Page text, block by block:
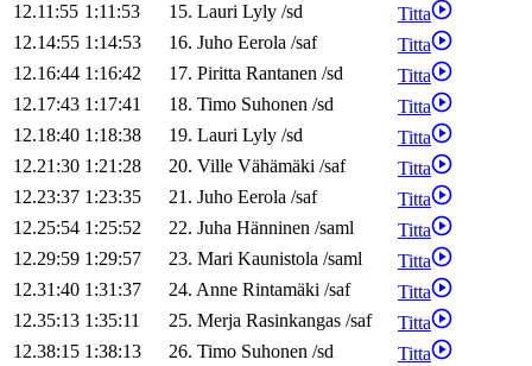
12.11:55 1:11:53 15. Lauri Lyly /sd
Titta
12.14:55 1:14:53 16. Juho Eerola /saf
Titta
12.16:44 1:16:42 17. Piritta Rantanen /sd
Titta
12.17:43 1:17:41 18. Timo Suhonen /sd
Titta
12.18:40 1:18:38 19. Lauri Lyly /sd
Titta
12.21:30 1:21:28 20. Ville Vähämäki /saf
Titta
12.23:37 1:23:35 21. Juho Eerola /saf
Titta
12.25:54 1:25:52 22. Juha Hänninen /saml
Titta
12.29:59 1:29:57 23. Mari Kaunistola /saml
Titta
12.31:40 1:31:37 24. Anne Rintamäki /saf
Titta
12.35:13 1:35:11 25. Merja Rasinkangas /saf
Titta
12.38:15 1:38:13 26. Timo Suhonen /sd
Titta